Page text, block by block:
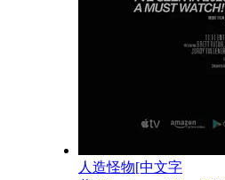
人造怪物[中文字